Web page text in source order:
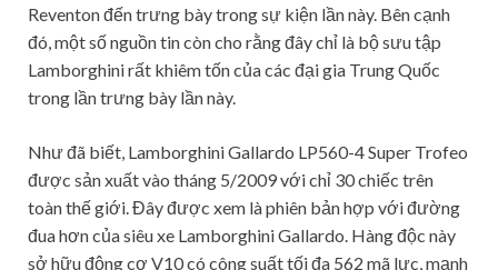
Reventon đến trưng bày trong sự kiện lần này. Bên cạnh
đó, một số nguồn tin còn cho rằng đây chỉ là bộ sưu tập
Lamborghini rất khiêm tốn của các đại gia Trung Quốc
trong lần trưng bày lần này.
Như đã biết, Lamborghini Gallardo LP560-4 Super Trofeo
được sản xuất vào tháng 5/2009 với chỉ 30 chiếc trên
toàn thế giới. Đây được xem là phiên bản hợp với đường
đua hơn của siêu xe Lamborghini Gallardo. Hàng độc này
sở hữu động cơ V10 có công suất tối đa 562 mã lực, mạnh